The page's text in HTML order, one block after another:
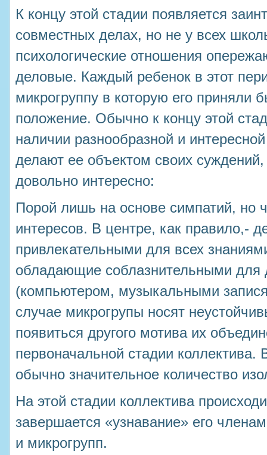
К концу этой стадии появляется
совместных делах, но не у всех
психологические отношения
деловые. Каждый ребенок в этот
микрогруппу в которую его приняли
положение. Обычно к концу этой
наличии разнообразной и
делают ее объектом своих
довольно интересно:
Порой лишь на основе симпатий, но
интересов. В центре, как правило,-
привлекательными для всех
обладающие соблазнительными для
(компьютером, музыкальными
случае микрогрупы носят
появиться другого мотива их
первоначальной стадии коллектива.
обычно значительное количество
На этой стадии коллектива
завершается «узнавание» его
и микрогрупп.